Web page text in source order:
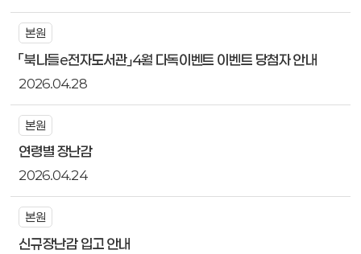
본원
「북나들e전자도서관」4월 다독이벤트 이벤트 당첨자 안내
2026.04.28
본원
연령별 장난감
2026.04.24
본원
신규장난감 입고 안내